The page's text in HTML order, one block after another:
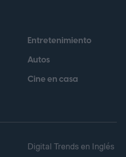
Entretenimiento
Autos
Cine en casa
Digital Trends en Inglés